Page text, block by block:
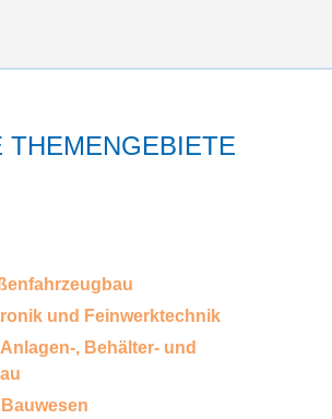
THEMENGEBIETE
und Feinwerktechnik
, Behälter- und